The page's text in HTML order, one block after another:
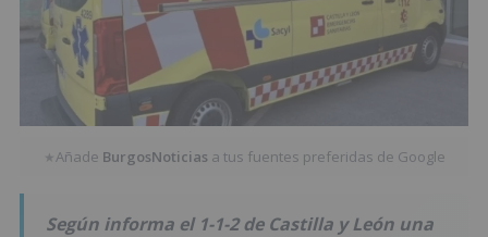
★Añade BurgosNoticias a tus fuentes preferidas de Google
Según informa el 1-1-2 de Castilla y León una